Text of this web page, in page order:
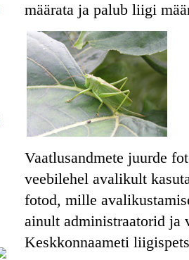
määrata ja palub liigi
Vaatlusandmete juurde
veebilehel avalikult
fotod, mille
ainult administraatorid ja
Keskkonnaameti